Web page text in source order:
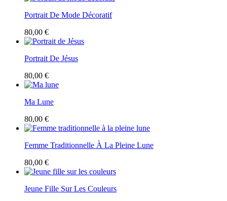
Portrait De Mode Décoratif
80,00 €
Portrait De Jésus
80,00 €
Ma Lune
80,00 €
Femme Traditionnelle À La Pleine Lune
80,00 €
Jeune Fille Sur Les Couleurs